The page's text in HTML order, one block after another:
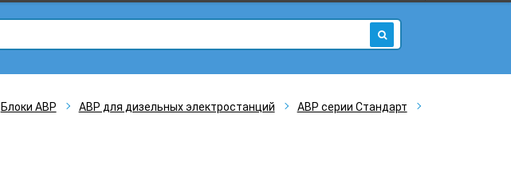
ИСКАТЬ
Блоки АВР АВР для дизельных электростанций
АВР серии Стандарт